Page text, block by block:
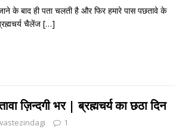
के बाद ही पता चलती है और फिर हमारे पास पछतावे के
चैलेंज […]
ज़िन्दगी भर | ब्रह्मचर्य का छठा दिन
1